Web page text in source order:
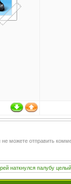
не можете отправить
наткнулся палубу целый